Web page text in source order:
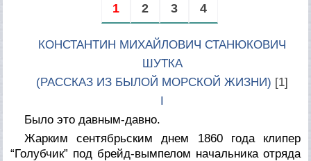
1 2 3 4
КОНСТАНТИН МИХАЙЛОВИЧ СТАНЮКОВИЧ
ШУТКА
(РАССКАЗ ИЗ БЫЛОЙ МОРСКОЙ ЖИЗНИ) [1]
I
Было это давным-давно.
Жарким сентябрьским днем 1860 года клипер
“Голубчик” под брейд-вымпелом начальника отряда